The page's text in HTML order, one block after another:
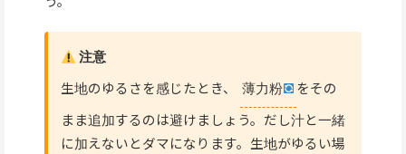
注意
生地のゆるさを感じたとき、
薄力粉
をその
まま追加するのは避けましょう。だし汁と一緒
に加えないとダマになります。生地がゆるい場